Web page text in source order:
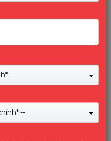
NK&PP VINAGO phân
--
--